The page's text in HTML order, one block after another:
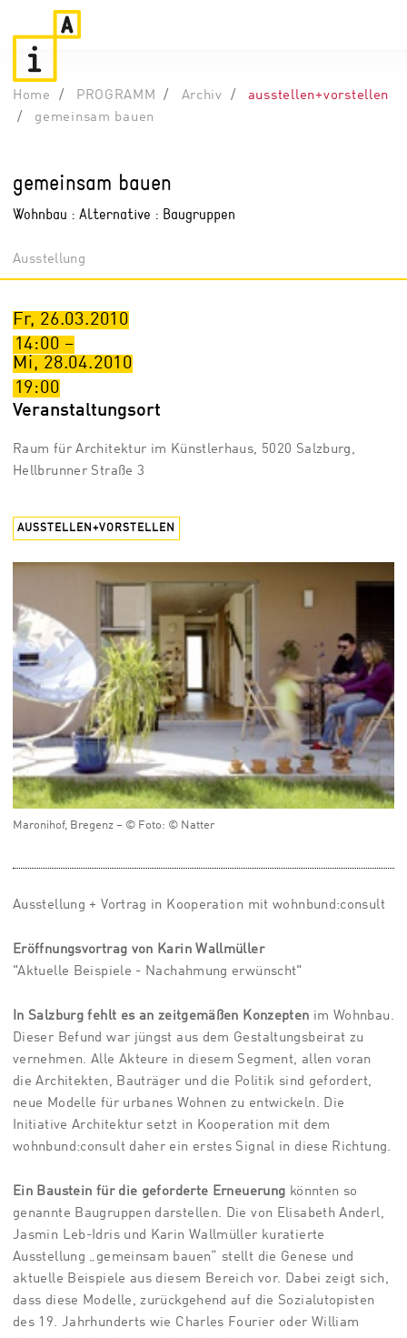
Home PROGRAMM Archiv
ausstellen+vorstellen
gemeinsam bauen
gemeinsam bauen
Wohnbau : Alternative : Baugruppen
Ausstellung
Fr, 26.03.2010
14:00 –
Mi, 28.04.2010
19:00
Veranstaltungsort
Raum für Architektur im Künstlerhaus, 5020 Salzburg,
Hellbrunner Straße 3
AUSSTELLEN+VORSTELLEN
Maronihof, Bregenz – © Foto: © Natter
Ausstellung + Vortrag in Kooperation mit wohnbund:consult
Eröffnungsvortrag von Karin Wallmüller
"Aktuelle Beispiele - Nachahmung erwünscht"
In Salzburg fehlt es an zeitgemäßen Konzepten im Wohnbau.
Dieser Befund war jüngst aus dem Gestaltungsbeirat zu
vernehmen. Alle Akteure in diesem Segment, allen voran
die Architekten, Bauträger und die Politik sind gefordert,
neue Modelle für urbanes Wohnen zu entwickeln. Die
Initiative Architektur setzt in Kooperation mit dem
wohnbund:consult daher ein erstes Signal in diese Richtung.
Ein Baustein für die geforderte Erneuerung könnten so
genannte Baugruppen darstellen. Die von Elisabeth Anderl,
Jasmin Leb-Idris und Karin Wallmüller kuratierte
Ausstellung „gemeinsam bauen“ stellt die Genese und
aktuelle Beispiele aus diesem Bereich vor. Dabei zeigt sich,
dass diese Modelle, zurückgehend auf die Sozialutopisten
des 19. Jahrhunderts wie Charles Fourier oder William